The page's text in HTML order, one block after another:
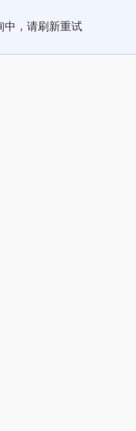
中，请刷新重试